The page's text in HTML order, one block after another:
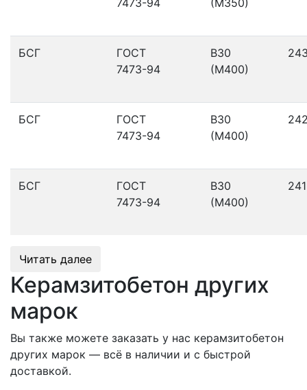
БСГ
ГОСТ
7473-94
В30
(М400)
БСГ
ГОСТ
7473-94
В30
(М400)
БСГ
ГОСТ
7473-94
В30
(М400)
Читать далее
Керамзитобетон других
марок
Вы также можете заказать у нас керамзитобетон
других марок — всё в наличии и с быстрой
доставкой.